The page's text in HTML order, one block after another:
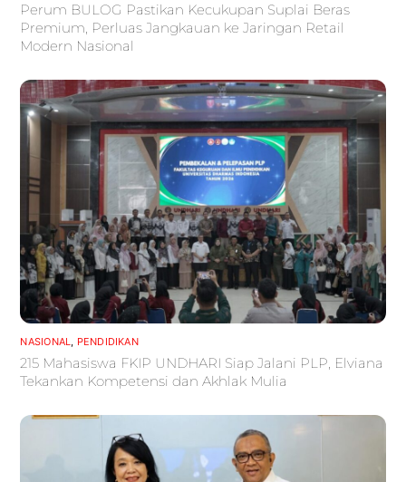
Perum BULOG Pastikan Kecukupan Suplai Beras
Premium, Perluas Jangkauan ke Jaringan Retail
Modern Nasional
NASIONAL PENDIDIKAN
215 Mahasiswa FKIP UNDHARI Siap Jalani PLP, Elviana
Tekankan Kompetensi dan Akhlak Mulia